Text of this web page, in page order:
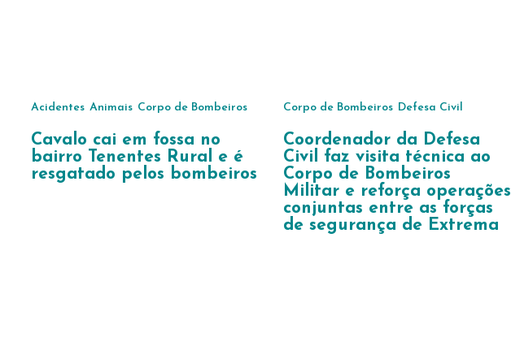
Acidentes Animais Corpo de Bombeiros
Cavalo cai em fossa no
bairro Tenentes Rural e é
resgatado pelos bombeiros
Corpo de Bombeiros Defesa Civil
Coordenador da Defesa
Civil faz visita técnica ao
Corpo de Bombeiros
Militar e reforça operações
conjuntas entre as forças
de segurança de Extrema